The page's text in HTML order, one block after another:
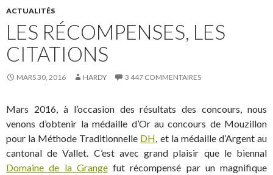
ACTUALITÉS
LES RÉCOMPENSES, LES
CITATIONS
MARS 30, 2016 HARDY 3 447 COMMENTAIRES
Mars 2016, à l’occasion des résultats des concours, nous
venons d’obtenir la médaille d’Or au concours de Mouzillon
pour la Méthode Traditionnelle DH, et la médaille d’Argent au
cantonal de Vallet. C’est avec grand plaisir que le biennal
Domaine de la Grangefut récompensé par un magnifique